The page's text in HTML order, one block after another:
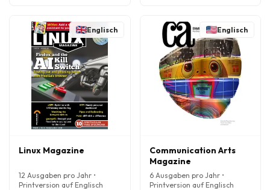
Englisch
Linux Magazine
12 Ausgaben pro Jahr •
Printversion auf Englisch
Englisch
Communication Arts
Magazine
6 Ausgaben pro Jahr •
Printversion auf Englisch